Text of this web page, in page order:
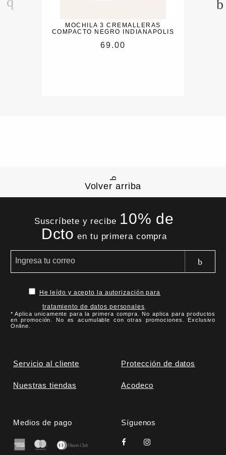
MOCHILA 3 CREMALLERAS
COMPACTO NEGRO INDIANAPOLIS
69.00
Volver arriba
Suscríbete y recibe 10% de
Dcto en tu primera compra
He leído y acepto la autorización para
tratamiento de datos personales.
* Aplica unicamente para la primera compra. No aplica para productos
en promoción. No es acumulable con otras promociones. Exclusivo
Online.
Servicio al cliente Protección de datos
Nuestras tiendas Acodeco
Medios de pago Síguenos